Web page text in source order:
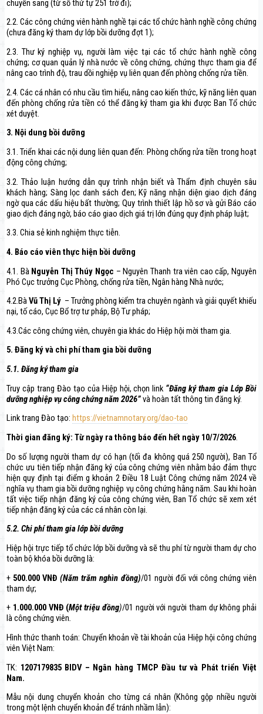
chuyển sang (từ số thứ tự 251 trở đi);
2.2. Các công chứng viên hành nghề tại các tổ chức hành nghề công chứng
(chưa đăng ký tham dự lớp bồi dưỡng đợt 1);
2.3. Thư ký nghiệp vụ, người làm việc tại các tổ chức hành nghề công
chứng; cơ quan quản lý nhà nước về công chứng, chứng thực tham gia để
nâng cao trình độ, trau dồi nghiệp vụ liên quan đến phòng chống rửa tiền.
2.4. Các cá nhân có nhu cầu tìm hiểu, nâng cao kiến thức, kỹ năng liên quan
đến phòng chống rửa tiền có thể đăng ký tham gia khi được Ban Tổ chức
xét duyệt.
3. Nội dung bồi dưỡng
3.1. Triển khai các nội dung liên quan đến: Phòng chống rửa tiền trong hoạt
động công chứng;
3.2. Thảo luận hướng dẫn quy trình nhận biết và Thẩm định chuyên sâu
khách hàng; Sàng lọc danh sách đen; Kỹ năng nhận diện giao dịch đáng
ngờ qua các dấu hiệu bất thường; Quy trình thiết lập hồ sơ và gửi Báo cáo
giao dịch đáng ngờ, báo cáo giao dịch giá trị lớn đúng quy định pháp luật;
3.3. Chia sẻ kinh nghiệm thực tiễn.
4. Báo cáo viên thực hiện bồi dưỡng
4.1. Bà Nguyễn Thị Thúy Ngọc – Nguyên Thanh tra viên cao cấp, Nguyên
Phó Cục trưởng Cục Phòng, chống rửa tiền, Ngân hàng Nhà nước;
4.2.BàVũ Thị Lý – Trưởng phòng kiểm tra chuyên ngành và giải quyết khiếu
nại, tố cáo, Cục Bổ trợ tư pháp, Bộ Tư pháp;
4.3.Các công chứng viên, chuyên gia khác do Hiệp hội mời tham gia.
5. Đăng ký và chi phí tham gia bồi dưỡng
5.1. Đăng ký tham gia
Truy cập trang Đào tạo của Hiệp hội, chọn link “Đăng ký tham gia Lớp Bồi
dưỡng nghiệp vụ công chứng năm 2026”và hoàn tất thông tin đăng ký.
Link trang Đào tạo: https://vietnamnotary.org/dao-tao
Thời gian đăng ký: Từ ngày ra thông báo đến hết ngày 10/7/2026.
Do số lượng người tham dự có hạn (tối đa không quá 250 người), Ban Tổ
chức ưu tiên tiếp nhận đăng ký của công chứng viên nhằm bảo đảm thực
hiện quy định tại điểm g khoản 2 Điều 18 Luật Công chứng năm 2024 về
nghĩa vụ tham gia bồi dưỡng nghiệp vụ công chứng hằng năm. Sau khi hoàn
tất việc tiếp nhận đăng ký của công chứng viên, Ban Tổ chức sẽ xem xét
tiếp nhận đăng ký của các cá nhân còn lại.
5.2. Chi phí tham gia lớp bồi dưỡng
Hiệp hội trực tiếp tổ chức lớp bồi dưỡng và sẽ thu phí từ người tham dự cho
toàn bộ khóa bồi dưỡng là:
+ 500.000 VNĐ(Năm trăm nghìn đồng)/01 người đối với công chứng viên
tham dự;
+ 1.000.000 VNĐ (Một triệu đồng)/01 người với người tham dự không phải
là công chứng viên.
Hình thức thanh toán: Chuyển khoản về tài khoản của Hiệp hội công chứng
viên Việt Nam:
TK: 1207179835 BIDV – Ngân hàng TMCP Đầu tư và Phát triển Việt
Nam.
Mẫu nội dung chuyển khoản cho từng cá nhân (Không gộp nhiều người
trong một lệnh chuyển khoản để tránh nhầm lẫn):